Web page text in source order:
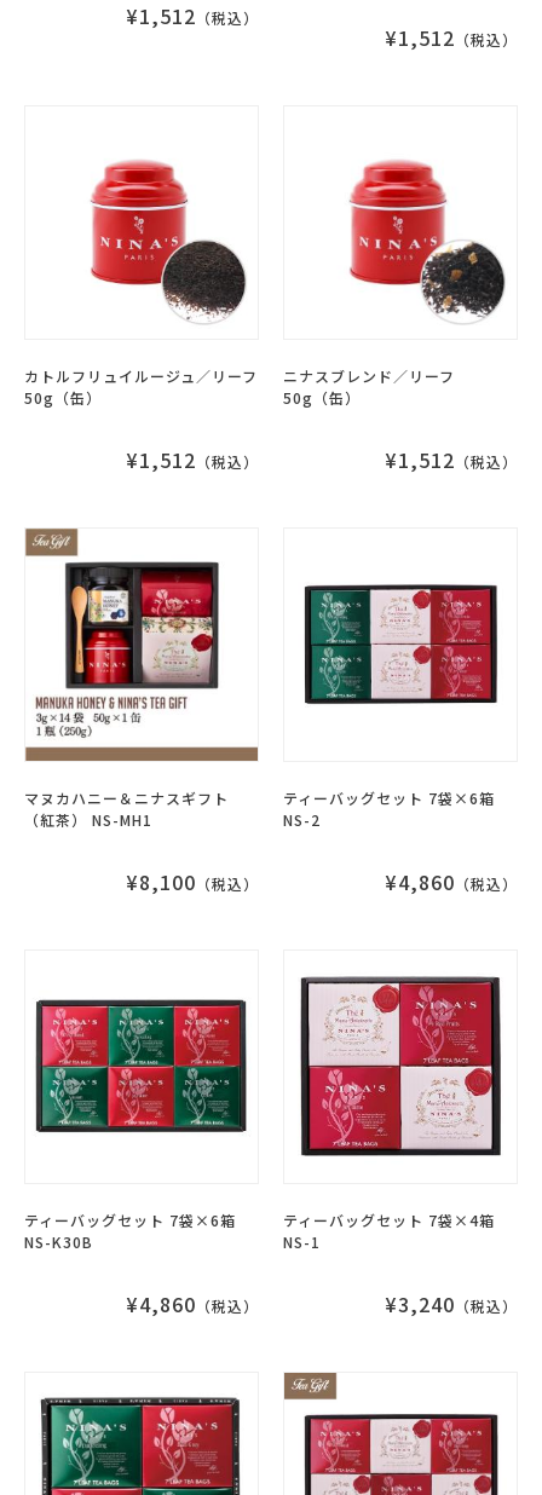
¥1,512 （税込）
¥1,512 （税込）
カトルフリュイルージュ／リーフ
50g（缶）
¥1,512 （税込）
ニナスブレンド／リーフ
50g（缶）
¥1,512 （税込）
マヌカハニー＆ニナスギフト
（紅茶） NS-MH1
¥8,100 （税込）
ティーバッグセット 7袋×6箱
NS-2
¥4,860 （税込）
ティーバッグセット 7袋×6箱
NS-K30B
¥4,860 （税込）
ティーバッグセット 7袋×4箱
NS-1
¥3,240 （税込）